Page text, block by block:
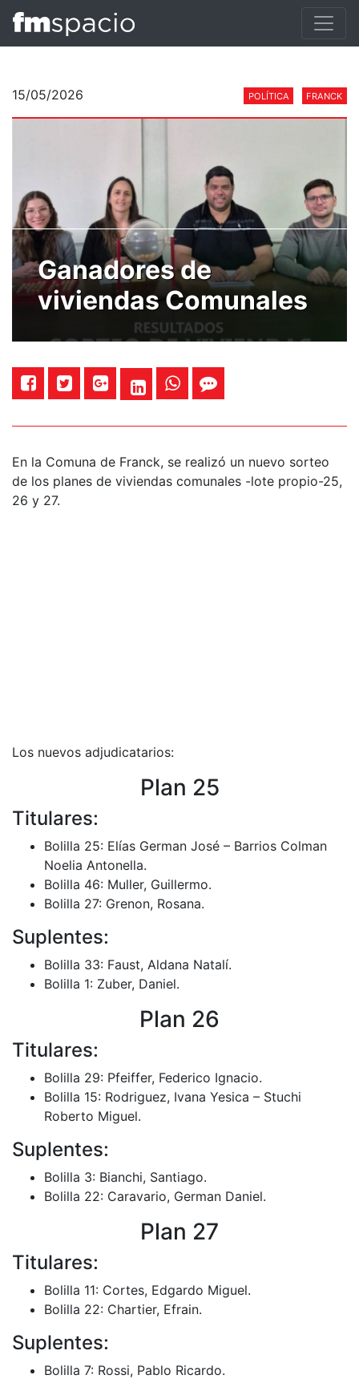
15/05/2026 POLÍTICA FRANCK
Ganadores de
viviendas Comunales
En la Comuna de Franck, se realizó un nuevo sorteo
de los planes de viviendas comunales -lote propio-25,
26 y 27.
Los nuevos adjudicatarios:
Plan 25
Titulares:
Bolilla 25: Elías German José – Barrios Colman
Noelia Antonella.
Bolilla 46: Muller, Guillermo.
Bolilla 27: Grenon, Rosana.
Suplentes:
Bolilla 33: Faust, Aldana Natalí.
Bolilla 1: Zuber, Daniel.
Plan 26
Titulares:
Bolilla 29: Pfeiffer, Federico Ignacio.
Bolilla 15: Rodriguez, Ivana Yesica – Stuchi
Roberto Miguel.
Suplentes:
Bolilla 3: Bianchi, Santiago.
Bolilla 22: Caravario, German Daniel.
Plan 27
Titulares:
Bolilla 11: Cortes, Edgardo Miguel.
Bolilla 22: Chartier, Efrain.
Suplentes:
Bolilla 7: Rossi, Pablo Ricardo.